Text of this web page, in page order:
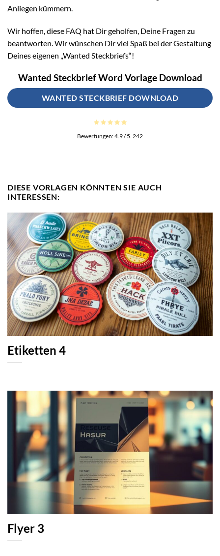
Anliegen kümmern.
Wir hoffen, diese FAQ hat Dir geholfen, Deine Fragen zu
beantworten. Wir wünschen Dir viel Spaß bei der Gestaltung
Deines eigenen „Wanted Steckbriefs“!
Wanted Steckbrief Word Vorlage Download
WANTED STECKBRIEF DOWNLOAD
Bewertungen:4.9/ 5. 242
DIESE VORLAGEN KÖNNTEN SIE AUCH
INTERESSEN:
Etiketten 4
Flyer 3